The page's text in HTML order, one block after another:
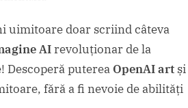
–
Generează
imagini
și
uimitoare doar scriind câteva
AIrevoluționar de la
Descoperă puterea OpenAI art și
fără a fi nevoie de abilități